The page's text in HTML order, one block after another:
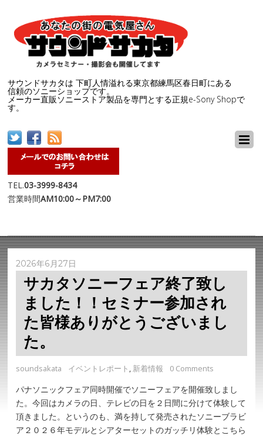
サウンドサカタは 下町人情溢れる東京都練馬区春日町にある
信頼のソニーショップです。
メーカー直販ソニーストア製品を専門とする正規e-Sony Shopで
す。
TEL.03-3999-8434
営業時間AM10:00～PM7:00
2026年6月27日
サカタソニーフェア終了致し
ました！！セミナー参加され
た皆様ありがとうございまし
た。
soundsakata イベントレポート 新着情報 0 Comments
パナソニックフェア同時開催でソニーフェアを開催致しまし
た。今回はカメラの日、テレビの日を２日間に分けて体験して
頂きました。というのも、満を持して発売されたソニーブラビ
ア２０２６年モデルとシアターセットのガッチリ体験とこちら